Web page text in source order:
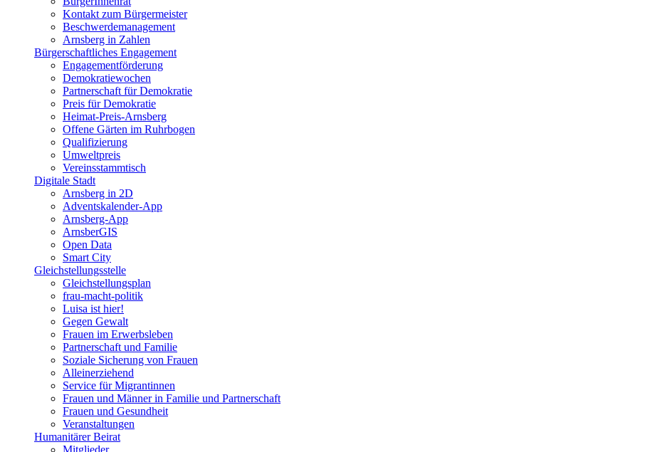
Kontakt zum Bürgermeister
Beschwerdemanagement
Arnsberg in Zahlen
Bürgerschaftliches Engagement
Engagementförderung
Demokratiewochen
Partnerschaft für Demokratie
Preis für Demokratie
Heimat-Preis-Arnsberg
Offene Gärten im Ruhrbogen
Qualifizierung
Umweltpreis
Vereinsstammtisch
Digitale Stadt
Arnsberg in 2D
Adventskalender-App
Arnsberg-App
ArnsberGIS
Open Data
Smart City
Gleichstellungsstelle
Gleichstellungsplan
frau-macht-politik
Luisa ist hier!
Gegen Gewalt
Frauen im Erwerbsleben
Partnerschaft und Familie
Soziale Sicherung von Frauen
Alleinerziehend
Service für Migrantinnen
Frauen und Männer in Familie und Partnerschaft
Frauen und Gesundheit
Veranstaltungen
Humanitärer Beirat
Mitglieder